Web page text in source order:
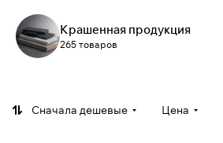
Крашенная продукция
265 товаров
Сначала дешевые Цена